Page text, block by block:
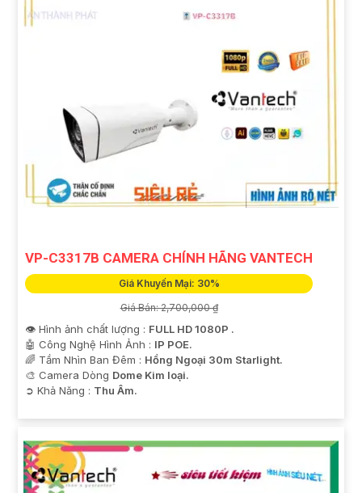
VP-C3317B CAMERA CHÍNH HÃNG VANTECH
Giá Khuyến Mại: 30%
Giá Bán: 2,700,000 ₫
👁 Hình ảnh chất lượng : FULL HD 1080P .
🤖️ Công Nghệ Hình Ảnh : IP POE.
🌈 Tầm Nhìn Ban Đêm : Hồng Ngoại 30m Starlight.
🎨 Camera Dòng Dome Kim loại.
️➲ Khả Năng : Thu Âm.